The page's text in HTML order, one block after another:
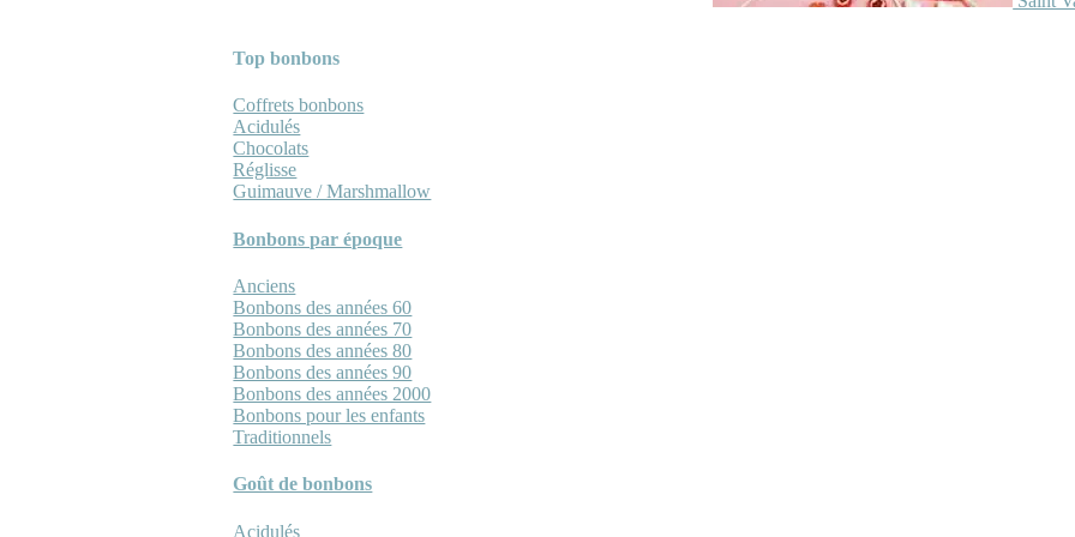
Top bonbons
Coffrets bonbons
Acidulés
Chocolats
Réglisse
Guimauve / Marshmallow
Bonbons par époque
Anciens
Bonbons des années 60
Bonbons des années 70
Bonbons des années 80
Bonbons des années 90
Bonbons des années 2000
Bonbons pour les enfants
Traditionnels
Goût de bonbons
Acidulés